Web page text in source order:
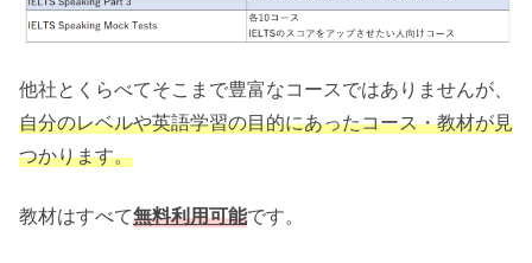
他社とくらべてそこまで豊富なコースではありませんが、
自分のレベルや英語学習の目的にあったコース・教材が見
つかります。
教材はすべて無料利用可能です。